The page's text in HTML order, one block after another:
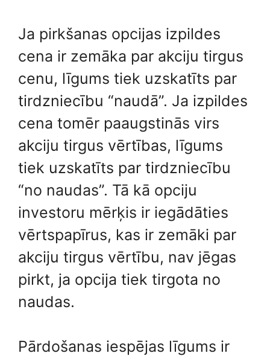
Ja pirkšanas opcijas izpildes
cena ir zemāka par akciju tirgus
cenu, līgums tiek uzskatīts par
tirdzniecību “naudā”. Ja izpildes
cena tomēr paaugstinās virs
akciju tirgus vērtības, līgums
tiek uzskatīts par tirdzniecību
“no naudas”. Tā kā opciju
investoru mērķis ir iegādāties
vērtspapīrus, kas ir zemāki par
akciju tirgus vērtību, nav jēgas
pirkt, ja opcija tiek tirgota no
naudas.
Pārdošanas iespējas līgums ir